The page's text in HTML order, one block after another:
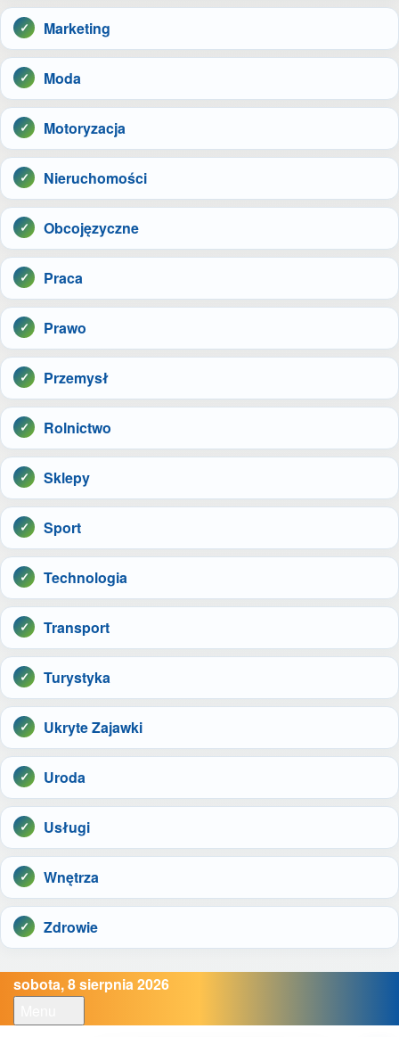
Marketing
Moda
Motoryzacja
Nieruchomości
Obcojęzyczne
Praca
Prawo
Przemysł
Rolnictwo
Sklepy
Sport
Technologia
Transport
Turystyka
Ukryte Zajawki
Uroda
Usługi
Wnętrza
Zdrowie
sobota, 8 sierpnia 2026